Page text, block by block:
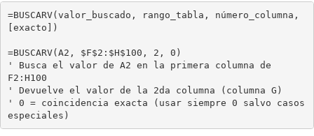
=BUSCARV(valor_buscado, rango_tabla, número_columna,
[exacto])
=BUSCARV(A2, $F$2:$H$100, 2, 0)
' Busca el valor de A2 en la primera columna de
F2:H100
' Devuelve el valor de la 2da columna (columna G)
' 0 = coincidencia exacta (usar siempre 0 salvo casos
especiales)